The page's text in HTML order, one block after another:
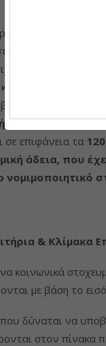
νόμιμα. Τυχόν
(π.χ. Ν. 4495/17)
με την
του Πρώτου
χαμηλότερη της Γ’
σε επιφάνεια τα
άδεια, που
νομιμοποιητικό
& Κλίμακα
κοινωνικά
με βάση το
δύναται να
στον πίνακα